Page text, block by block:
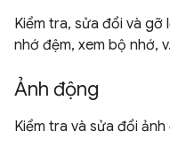
Kiểm tra, sửa đổi và
nhớ đệm, xem bộ nhớ,
Ảnh động
Kiểm tra và sửa đổi